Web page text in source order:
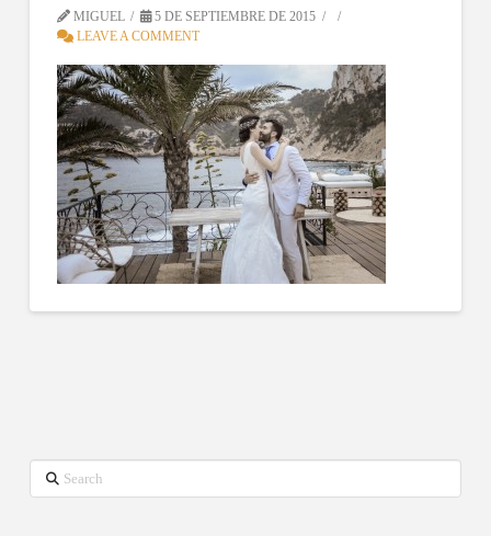
MIGUEL
5 DE SEPTIEMBRE DE 2015
LEAVE A COMMENT
Search